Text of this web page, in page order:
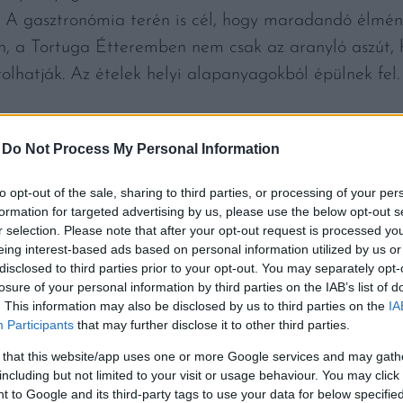
Do Not Process My Personal Information
opt-out of the sale, sharing to third parties, or processing of your
for targeted advertising by us, please use the below opt-out
selection. Please note that after your opt-out request is processed
interest-based ads based on personal information utilized by us
to third parties prior to your opt-out. You may separately
of your personal information by third parties on the IAB’s list of
This information may also be disclosed by us to third parties on the
Participants that may further disclose it to other third parties.
that this website/app uses one or more Google services and may
but not limited to your visit or usage behaviour. You may
to Google and its third-party tags to use your data for below
gasztronómia terén is cél, hogy maradandó
a Tortuga Étteremben nem csak az aranyló aszút,
Az ételek helyi alapanyagokból épülnek fel.
mérföldkő és nagy büszkeség számunkra.
színvonalú munkáját, aminek köszönhető
dolgozunk, hogy a világ minden tájáról érkező
Dana Janigova, a Minaro Hotel Tokaj
egy különleges helyszínen, egykori vulkanikus
világörökségi területén helyezkedik el. Az
szőlőültetvények ihlettek, a Maja-világ
MGallery